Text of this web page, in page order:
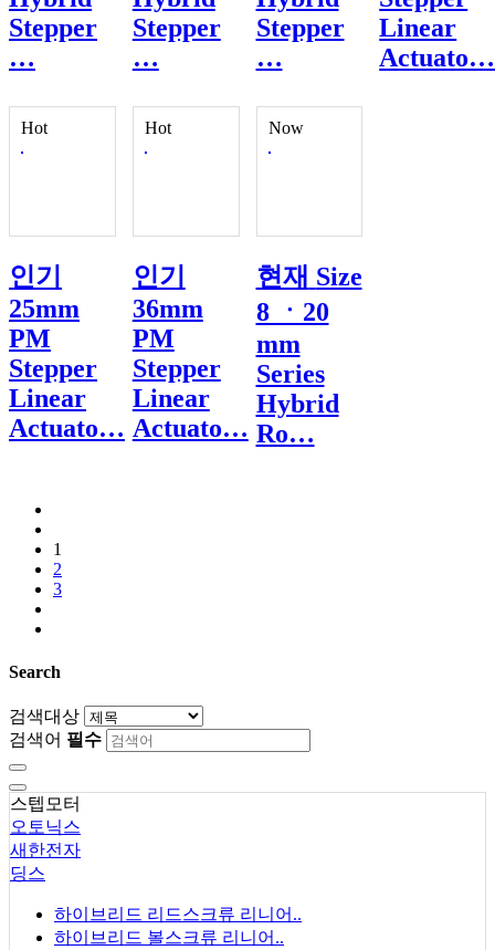
Stepper
…
Stepper
…
Stepper
…
Linear
Actuato…
Hot
인기
25mm
PM
Stepper
Linear
Actuato…
Hot
인기
36mm
PM
Stepper
Linear
Actuato…
Now
현재 Size
8 ㆍ20
mm
Series
Hybrid
Ro…
1
2
3
Search
검색대상
검색어 필수
스텝모터
오토닉스
새한전자
딩스
하이브리드 리드스크류 리니어..
하이브리드 볼스크류 리니어..